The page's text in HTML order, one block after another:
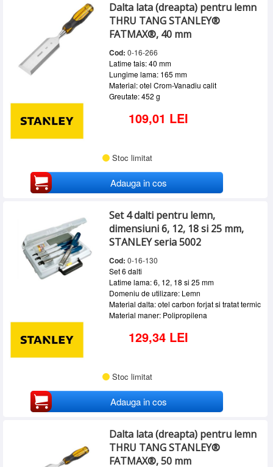
Dalta lata (dreapta) pentru lemn
THRU TANG STANLEY®
FATMAX®, 40 mm
Cod: 0-16-266
Latime tais: 40 mm
Lungime lama: 165 mm
Material: otel Crom-Vanadiu calit
Greutate: 452 g
109,01 LEI
Stoc limitat
Adauga in cos
Set 4 dalti pentru lemn,
dimensiuni 6, 12, 18 si 25 mm,
STANLEY seria 5002
Cod: 0-16-130
Set 6 dalti
Latime lama: 6, 12, 18 si 25 mm
Domeniu de utilizare: Lemn
Material dalta: otel carbon forjat si tratat termic
Material maner: Polipropilena
129,34 LEI
Stoc limitat
Adauga in cos
Dalta lata (dreapta) pentru lemn
THRU TANG STANLEY®
FATMAX®, 50 mm